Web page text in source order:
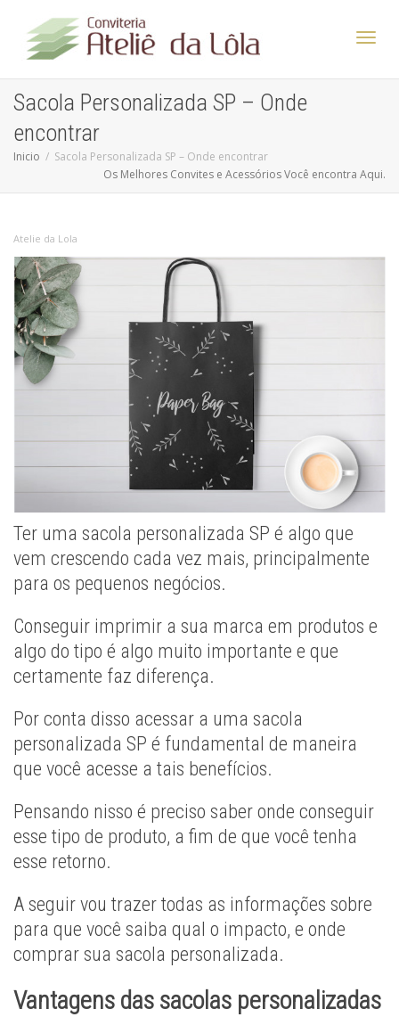
Sacola Personalizada SP – Onde
encontrar
Inicio
Sacola Personalizada SP – Onde encontrar
Os Melhores Convites e Acessórios Você encontra Aqui.
Atelie da Lola
Ter uma sacola personalizada SP é algo que
vem crescendo cada vez mais, principalmente
para os pequenos negócios.
Conseguir imprimir a sua marca em produtos e
algo do tipo é algo muito importante e que
certamente faz diferença.
Por conta disso acessar a uma sacola
personalizada SP é fundamental de maneira
que você acesse a tais benefícios.
Pensando nisso é preciso saber onde conseguir
esse tipo de produto, a fim de que você tenha
esse retorno.
A seguir vou trazer todas as informações sobre
para que você saiba qual o impacto, e onde
comprar sua sacola personalizada.
Vantagens das sacolas personalizadas